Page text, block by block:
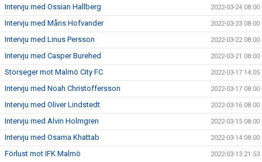
Intervju med Ossian Hallberg 2022-03-24 08:00
Intervju med Måns Hofvander 2022-03-23 08:00
Intervju med Linus Persson 2022-03-22 08:00
Intervju med Casper Burehed 2022-03-21 08:00
Storseger mot Malmö City FC 2022-03-17 14:05
Intervju med Noah Christoffersson 2022-03-17 08:00
Intervju med Oliver Lindstedt 2022-03-16 08:00
Intervju med Alvin Holmgren 2022-03-15 08:00
Intervju med Osama Khattab 2022-03-14 08:00
Förlust mot IFK Malmö 2022-03-13 21:53